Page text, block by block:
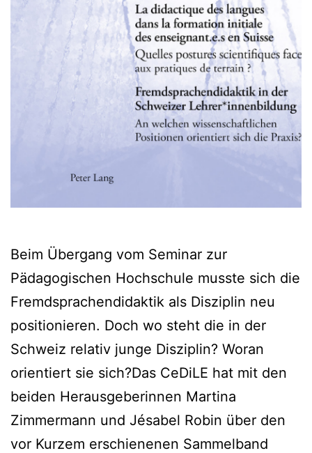
Beim Übergang vom Seminar zur
Pädagogischen Hochschule musste sich die
Fremdsprachendidaktik als Disziplin neu
positionieren. Doch wo steht die in der
Schweiz relativ junge Disziplin? Woran
orientiert sie sich?Das CeDiLE hat mit den
beiden Herausgeberinnen Martina
Zimmermann und Jésabel Robin über den
vor Kurzem erschienenen Sammelband